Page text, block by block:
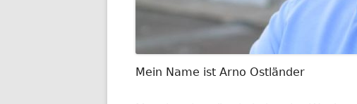
Mein Name ist Arno Ostländer